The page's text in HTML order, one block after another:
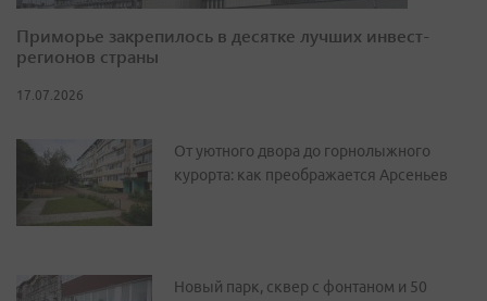
Приморье закрепилось в десятке лучших инвест-
регионов страны
17.07.2026
От уютного двора до горнолыжного
курорта: как преображается Арсеньев
Новый парк, сквер с фонтаном и 50